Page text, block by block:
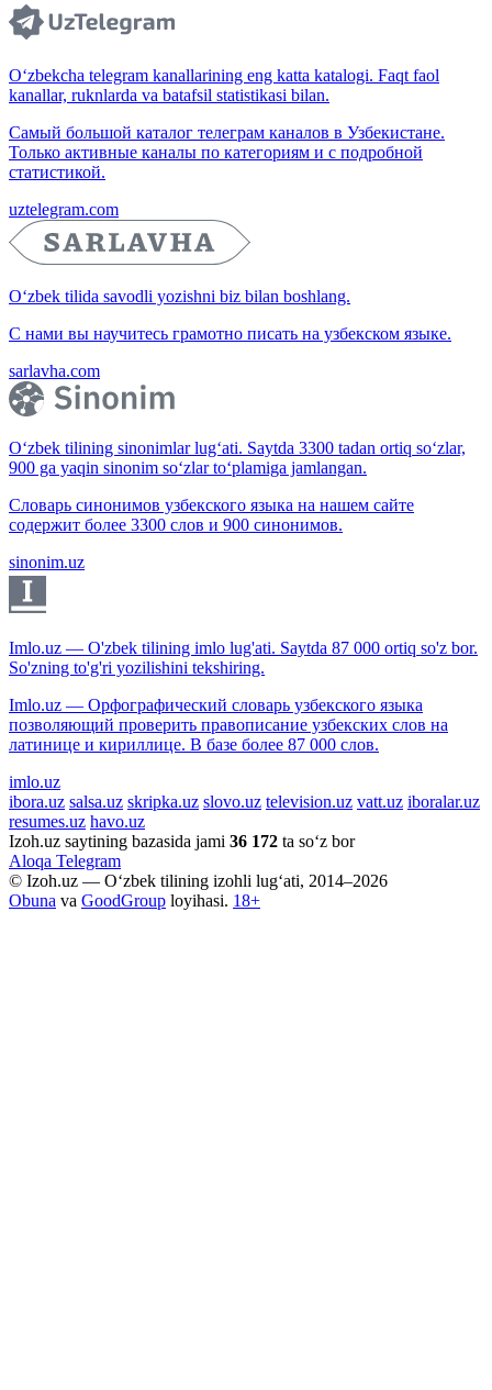
O‘zbekcha telegram kanallarining eng katta katalogi. Faqt faol
kanallar, ruknlarda va batafsil statistikasi bilan.
Самый большой каталог телеграм каналов в Узбекистане.
Только активные каналы по категориям и с подробной
статистикой.
uztelegram.com
O‘zbek tilida savodli yozishni biz bilan boshlang.
С нами вы научитесь грамотно писать на узбекском языке.
sarlavha.com
O‘zbek tilining sinonimlar lug‘ati. Saytda 3300 tadan ortiq so‘zlar,
900 ga yaqin sinonim so‘zlar to‘plamiga jamlangan.
Словарь синонимов узбекского языка на нашем сайте
содержит более 3300 слов и 900 синонимов.
sinonim.uz
Imlo.uz — O'zbek tilining imlo lug'ati. Saytda 87 000 ortiq so'z bor.
So'zning to'g'ri yozilishini tekshiring.
Imlo.uz — Орфографический словарь узбекского языка
позволяющий проверить правописание узбекских слов на
латинице и кириллице. В базе более 87 000 слов.
imlo.uz
ibora.uz salsa.uz skripka.uz slovo.uz television.uz vatt.uz iboralar.uz
resumes.uz havo.uz
Izoh.uz saytining bazasida jami 36 172 ta so‘z bor
Aloqa Telegram
© Izoh.uz — O‘zbek tilining izohli lug‘ati, 2014–2026
Obuna va GoodGroup loyihasi. 18+